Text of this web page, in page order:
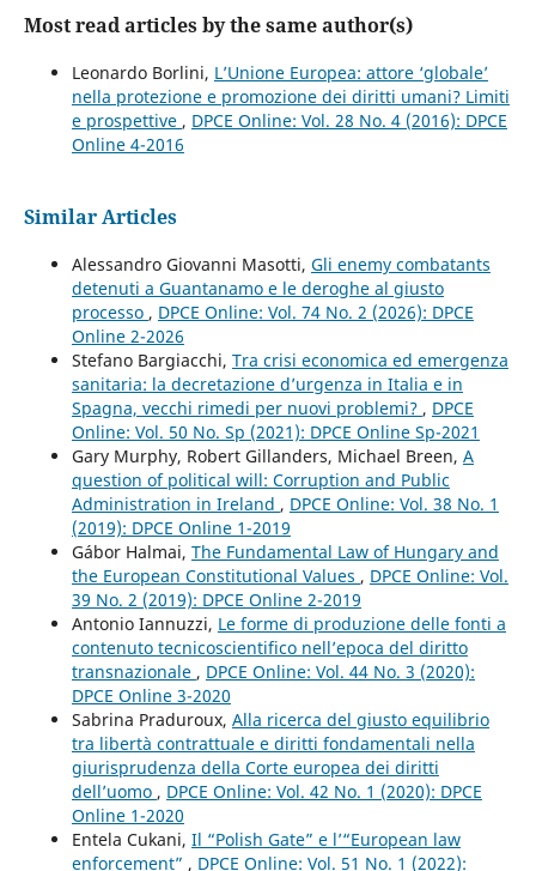
Most read articles by the same author(s)
Leonardo Borlini, L’Unione Europea: attore ‘globale’
nella protezione e promozione dei diritti umani? Limiti
e prospettive , DPCE Online: Vol. 28 No. 4 (2016): DPCE
Online 4-2016
Similar Articles
Alessandro Giovanni Masotti, Gli enemy combatants
detenuti a Guantanamo e le deroghe al giusto
processo , DPCE Online: Vol. 74 No. 2 (2026): DPCE
Online 2-2026
Stefano Bargiacchi, Tra crisi economica ed emergenza
sanitaria: la decretazione d’urgenza in Italia e in
Spagna, vecchi rimedi per nuovi problemi? , DPCE
Online: Vol. 50 No. Sp (2021): DPCE Online Sp-2021
Gary Murphy, Robert Gillanders, Michael Breen, A
question of political will: Corruption and Public
Administration in Ireland , DPCE Online: Vol. 38 No. 1
(2019): DPCE Online 1-2019
Gábor Halmai, The Fundamental Law of Hungary and
the European Constitutional Values , DPCE Online: Vol.
39 No. 2 (2019): DPCE Online 2-2019
Antonio Iannuzzi, Le forme di produzione delle fonti a
contenuto tecnicoscientifico nell’epoca del diritto
transnazionale , DPCE Online: Vol. 44 No. 3 (2020):
DPCE Online 3-2020
Sabrina Praduroux, Alla ricerca del giusto equilibrio
tra libertà contrattuale e diritti fondamentali nella
giurisprudenza della Corte europea dei diritti
dell’uomo , DPCE Online: Vol. 42 No. 1 (2020): DPCE
Online 1-2020
Entela Cukani, Il “Polish Gate” e l’“European law
enforcement” , DPCE Online: Vol. 51 No. 1 (2022):